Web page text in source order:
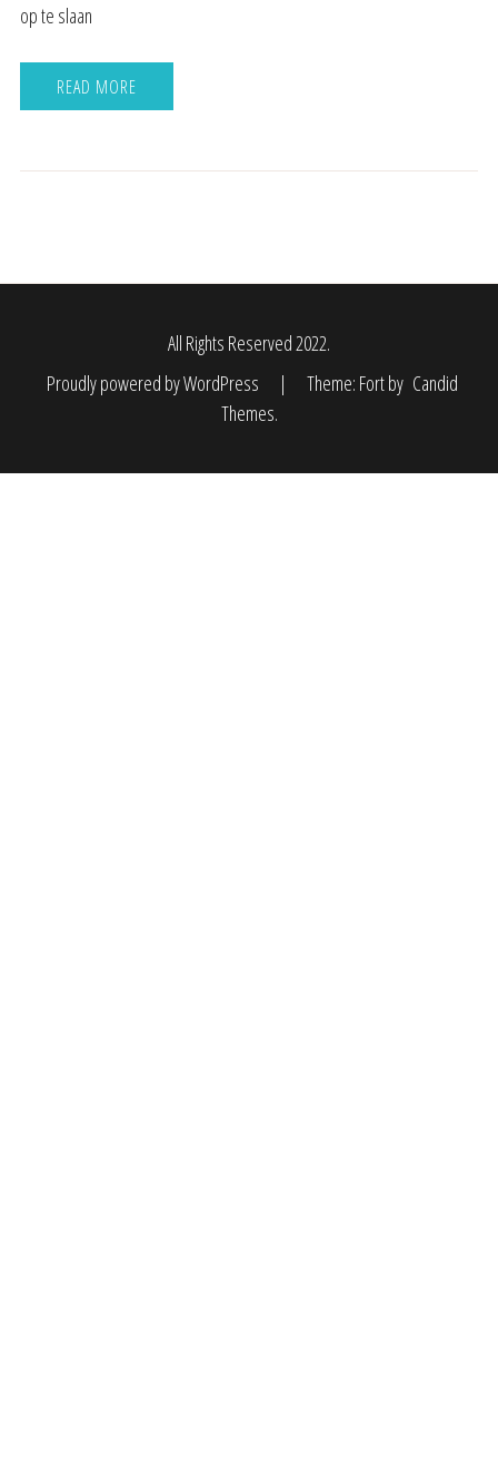
op te slaan
READ MORE
All Rights Reserved 2022.
Proudly powered by WordPress
| Theme: Fort by Candid
Themes.